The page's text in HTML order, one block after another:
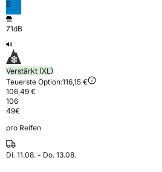
B
71dB
Verstärkt (XL)
Teuerste Option:116,15 €
106,49 €
106
49€
pro Reifen
Di. 11.08. - Do. 13.08.